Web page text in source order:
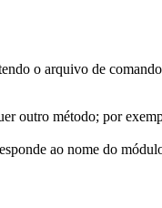
o arquivo de
outro método; por
ao nome do